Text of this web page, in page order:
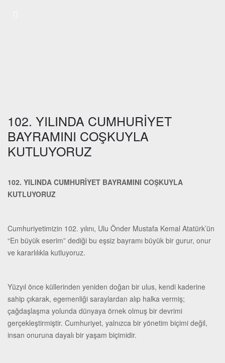
102. YILINDA CUMHURİYET
BAYRAMINI COŞKUYLA
KUTLUYORUZ
102. YILINDA CUMHURİYET BAYRAMINI COŞKUYLA
KUTLUYORUZ
Cumhuriyetimizin 102. yılını, Ulu Önder Mustafa Kemal Atatürk’ün
“En büyük eserim” dediği bu eşsiz bayramı büyük bir gurur, onur
ve kararlılıkla kutluyoruz.
Yüzyıl önce küllerinden yeniden doğan bir ulus, kendi kaderine
sahip çıkarak, egemenliği saraylardan alıp halka vermiş;
çağdaşlaşma yolunda dünyaya örnek olmuş bir devrimi
gerçekleştirmiştir. Cumhuriyet, yalnızca bir yönetim biçimi değil,
insan onuruna dayalı bir yaşam biçimidir.